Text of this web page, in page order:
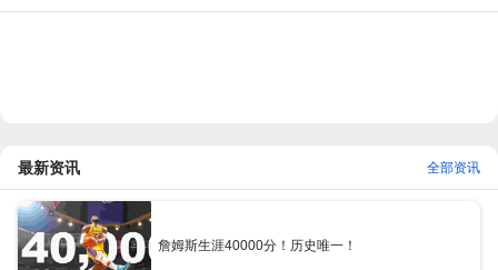
最新资讯 全部资讯
詹姆斯生涯40000分！历史唯一！